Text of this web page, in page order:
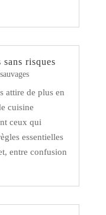
risques
attire de plus en
cuisine
ceux qui
essentielles
entre confusion